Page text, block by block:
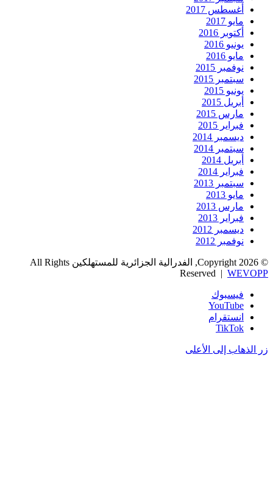
أغسطس 2017
مايو 2017
أكتوبر 2016
يونيو 2016
مايو 2016
نوفمبر 2015
سبتمبر 2015
يونيو 2015
أبريل 2015
مارس 2015
فبراير 2015
ديسمبر 2014
سبتمبر 2014
أبريل 2014
فبراير 2014
سبتمبر 2013
مايو 2013
مارس 2013
فبراير 2013
ديسمبر 2012
نوفمبر 2012
© Copyright 2026, الفدرالية الجزائرية للمستهلكين All Rights
Reserved | WEVOPP
فيسبوك
‫YouTube
انستقرام
‫TikTok
زر الذهاب إلى الأعلى